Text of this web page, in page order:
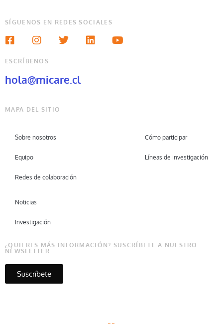
SÍGUENOS EN REDES SOCIALES
ESCRÍBENOS
hola@micare.cl
MAPA DEL SITIO
Sobre nosotros
Equipo
Redes de colaboración
Cómo participar
Líneas de investigación
Noticias
Investigación
¿QUIERES MÁS INFORMACIÓN? SUSCRÍBETE A NUESTRO
NEWSLETTER
Suscríbete